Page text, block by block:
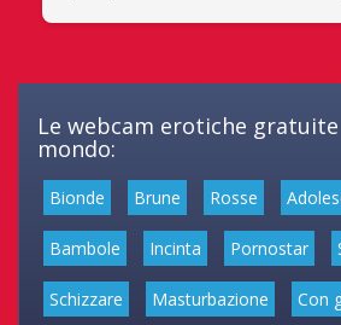
Le webcam erotiche
mondo:
Bionde Brune Rosse
Bambole Incinta Pornostar
Schizzare Masturbazione Con